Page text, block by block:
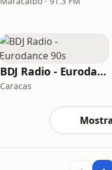
BDJ Radio - Eurodance 90s
Caracas